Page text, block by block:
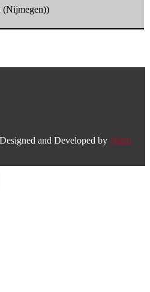
(Nijmegen))
and Developed by Harm